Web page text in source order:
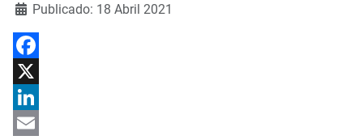
DetallesPublicado: 18 Abril 2021
Facebook
X
LinkedIn